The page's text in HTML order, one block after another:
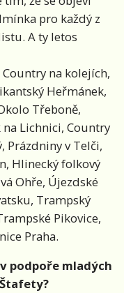
pro každý z
A ty letos
Country na kolejích,
Heřmánek,
Třeboně,
Lichnici, Country
Prázdniny v Telči,
Hlinecký folkový
Ohře, Újezdské
Trampský
Pikovice,
Praha.
podpoře mladých